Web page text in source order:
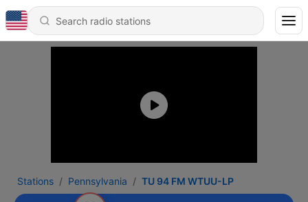
Stations Pennsylvania TU 94 FM WTUU-LP